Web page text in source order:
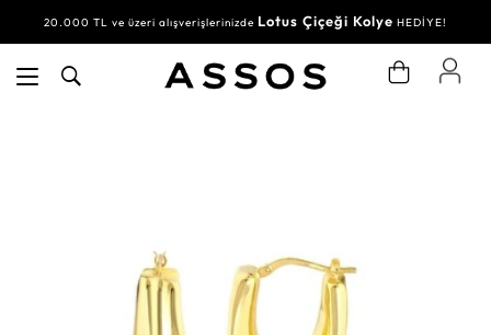
20.000 TL ve üzeri alışverişlerinizde Lotus Çiçeği Kolye HEDİYE!